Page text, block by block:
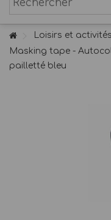
Loisirs et
Masking tape -
pailletté bleu